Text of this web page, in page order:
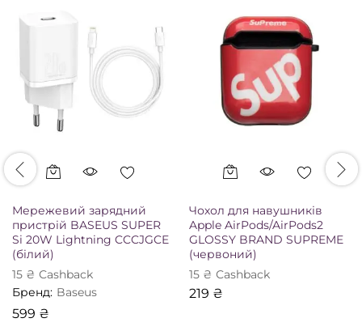
Мережевий зарядний
пристрій BASEUS SUPER
Si 20W Lightning CCCJGCE
(білий)
15 ₴ Сashback
Бренд: Baseus
599 ₴
Чохол для навушників
Apple AirPods/AirPods2
GLOSSY BRAND SUPREME
(червоний)
15 ₴ Сashback
219 ₴